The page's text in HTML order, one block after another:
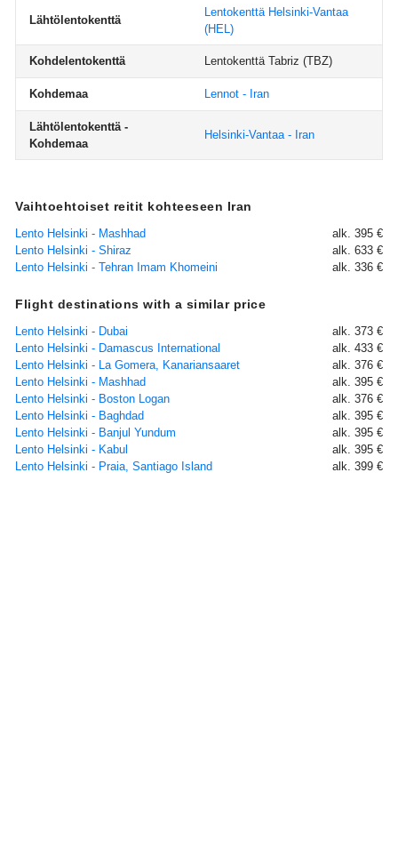
Lähtölentokenttä
Lentokenttä Helsinki-Vantaa
(HEL)
Kohdelentokenttä Lentokenttä Tabriz (TBZ)
Kohdemaa Lennot - Iran
Lähtölentokenttä -
Kohdemaa
Helsinki-Vantaa - Iran
Vaihtoehtoiset reitit kohteeseen Iran
Lento Helsinki - Mashhad
alk. 395 €
Lento Helsinki - Shiraz
alk. 633 €
Lento Helsinki - Tehran Imam Khomeini
alk. 336 €
Flight destinations with a similar price
Lento Helsinki - Dubai
alk. 373 €
Lento Helsinki - Damascus International
alk. 433 €
Lento Helsinki - La Gomera, Kanariansaaret
alk. 376 €
Lento Helsinki - Mashhad
alk. 395 €
Lento Helsinki - Boston Logan
alk. 376 €
Lento Helsinki - Baghdad
alk. 395 €
Lento Helsinki - Banjul Yundum
alk. 395 €
Lento Helsinki - Kabul
alk. 395 €
Lento Helsinki - Praia, Santiago Island
alk. 399 €